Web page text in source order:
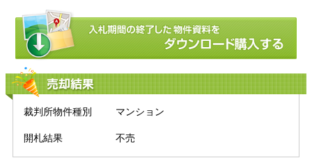
売却結果
裁判所物件種別 マンション
開札結果 不売